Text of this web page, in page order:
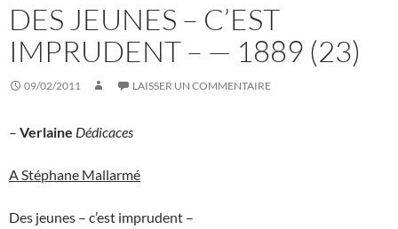
DES JEUNES – C’EST
IMPRUDENT – — 1889 (23)
09/02/2011 LAISSER UN COMMENTAIRE
– Verlaine Dédicaces
A Stéphane Mallarmé
Des jeunes – c’est imprudent –